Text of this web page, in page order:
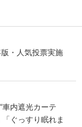
・人気投票実施
内遮光カーテ
ぐっすり眠れま